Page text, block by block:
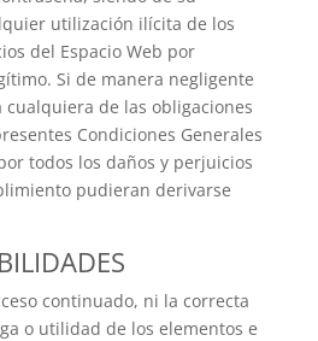
utilización ilícita de los
del Espacio Web por
Si de manera negligente
de las obligaciones
Condiciones Generales
todos los daños y perjuicios
pudieran derivarse
continuado, ni la correcta
o utilidad de los elementos e